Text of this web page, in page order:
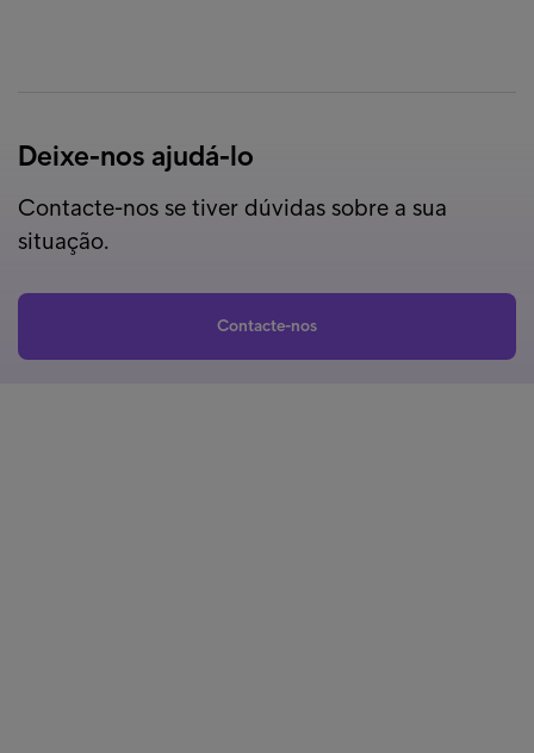
Deixe-nos ajudá-lo
Contacte-nos se tiver dúvidas sobre a sua
situação.
Contacte-nos